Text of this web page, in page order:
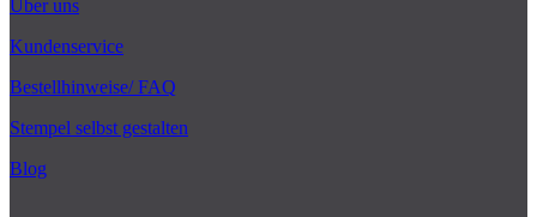
Über uns
Kundenservice
Bestellhinweise/ FAQ
Stempel selbst gestalten
Blog